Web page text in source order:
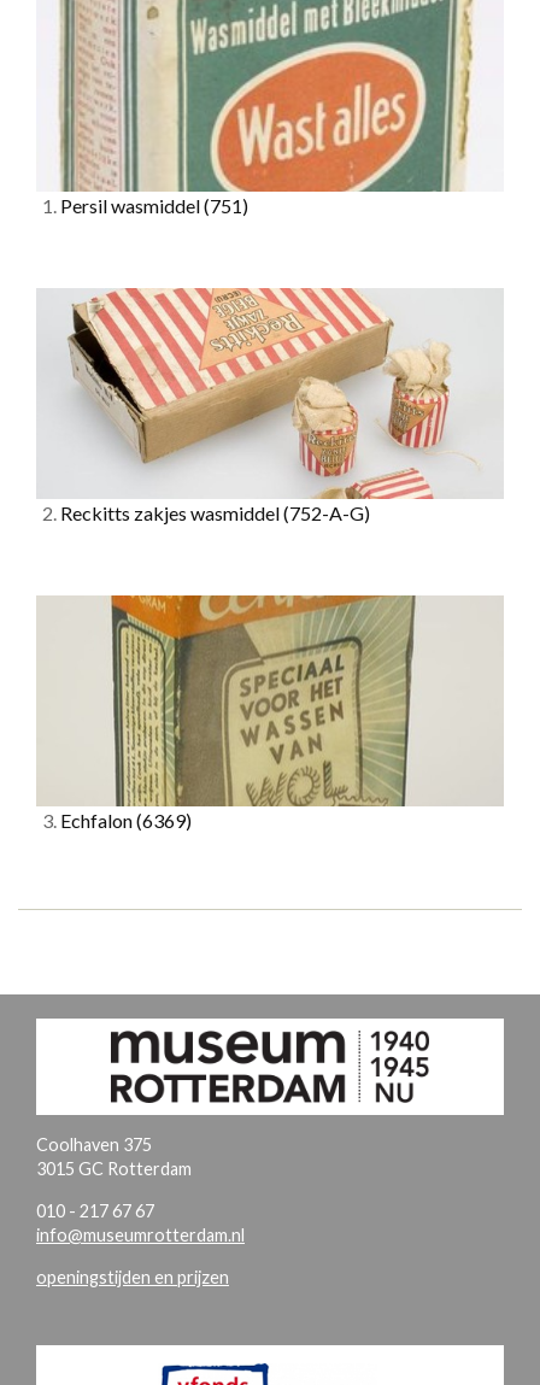
1. Persil wasmiddel(751)
2. Reckitts zakjes wasmiddel(752-A-G)
3. Echfalon(6369)
Coolhaven 375
3015 GC Rotterdam
010 - 217 67 67
info@museumrotterdam.nl
openingstijden en prijzen